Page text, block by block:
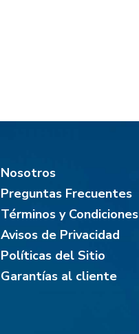
Nosotros
Preguntas Frecuentes
Términos y Condiciones
Avisos de Privacidad
Políticas del Sitio
Garantías al cliente